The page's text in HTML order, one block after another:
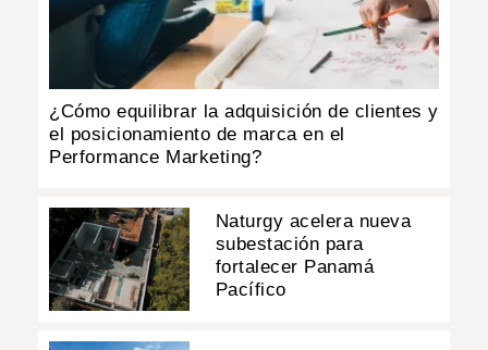
¿Cómo equilibrar la adquisición de clientes y
el posicionamiento de marca en el
Performance Marketing?
Naturgy acelera nueva
subestación para
fortalecer Panamá
Pacífico